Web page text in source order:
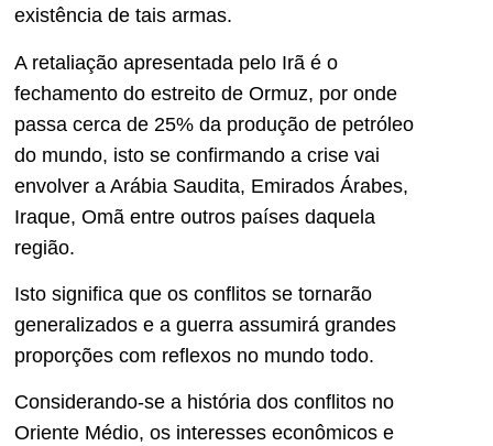
existência de tais armas.
A retaliação apresentada pelo Irã é o
fechamento do estreito de Ormuz, por onde
passa cerca de 25% da produção de petróleo
do mundo, isto se confirmando a crise vai
envolver a Arábia Saudita, Emirados Árabes,
Iraque, Omã entre outros países daquela
região.
Isto significa que os conflitos se tornarão
generalizados e a guerra assumirá grandes
proporções com reflexos no mundo todo.
Considerando-se a história dos conflitos no
Oriente Médio, os interesses econômicos e